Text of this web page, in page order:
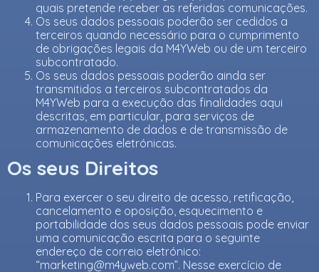
quais pretende receber as referidas comunicações.
Os seus dados pessoais poderão ser cedidos a
terceiros quando necessário para o cumprimento
de obrigações legais da M4YWeb ou de um terceiro
subcontratado.
Os seus dados pessoais poderão ainda ser
transmitidos a terceiros subcontratados da
M4YWeb para a execução das finalidades aqui
descritas, em particular, para serviços de
armazenamento de dados e de transmissão de
comunicações eletrónicas.
Os seus Direitos
Para exercer o seu direito de acesso, retificação,
cancelamento e oposição, esquecimento e
portabilidade dos seus dados pessoais pode enviar
uma comunicação escrita para o seguinte
endereço de correio eletrónico:
“marketing@m4yweb.com”. Nesse exercício de